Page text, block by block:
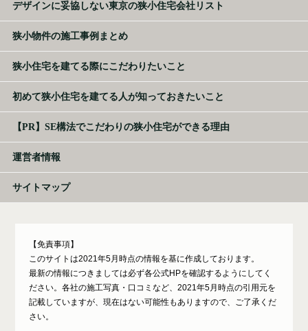
デザインに妥協しない東京の狭小住宅会社リスト
狭小物件の施工事例まとめ
狭小住宅を建てる際にこだわりたいこと
初めて狭小住宅を建てる人が知っておきたいこと
【PR】SE構法でこだわりの狭小住宅ができる理由
運営者情報
サイトマップ
【免責事項】
このサイトは2021年5月時点の情報を基に作成しております。
最新の情報につきましては必ず各公式HPを確認するようにしてく
ださい。各社の施工写真・口コミなど、2021年5月時点の引用元を
記載していますが、現在はない可能性もありますので、ご了承くだ
さい。